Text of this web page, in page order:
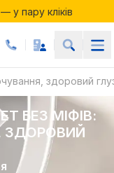
у пару кліків
у пару кліків
здоровий
БЕЗ МІФІВ:
ЗДОРОВИЙ